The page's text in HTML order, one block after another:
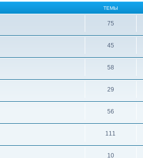
ТЕМЫ
75
45
58
29
56
111
10